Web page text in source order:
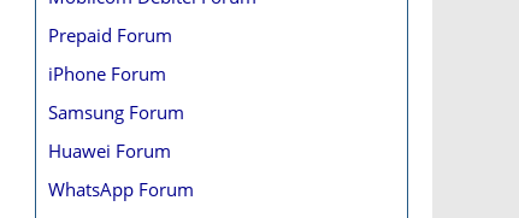
Prepaid Forum
iPhone Forum
Samsung Forum
Huawei Forum
WhatsApp Forum